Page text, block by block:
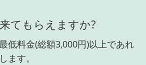
てもらえますか?
低料金(総額3,000円)以上であれ
ます。